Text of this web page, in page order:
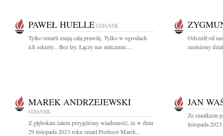
PAWEŁ HUELLE GDAŃSK
Tylko umarli znają całą prawdę. Tylko w ogrodach
ich sekrety... Bez łzy. Łączy nas milczenie....
Odszedł od
zasłużony
MAREK ANDRZEJEWSKI
GDAŃSK
Z głębokim żalem przyjęliśmy wiadomość, że w dniu
29 listopada 2023 roku zmarł Profesor Marek...
JAN
Ze smutkiem
listopada